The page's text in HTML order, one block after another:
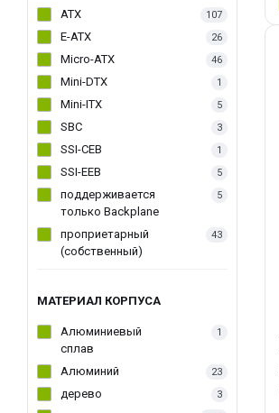
ATX 107
E-ATX 26
Micro-ATX 46
Mini-DTX 1
Mini-ITX 5
SBC 3
SSI-CEB 1
SSI-EEB 5
поддерживается
только Backplane
5
проприетарный
(собственный)
43
МАТЕРИАЛ КОРПУСА
Алюминиевый
сплав
1
Алюминий 23
дерево 3